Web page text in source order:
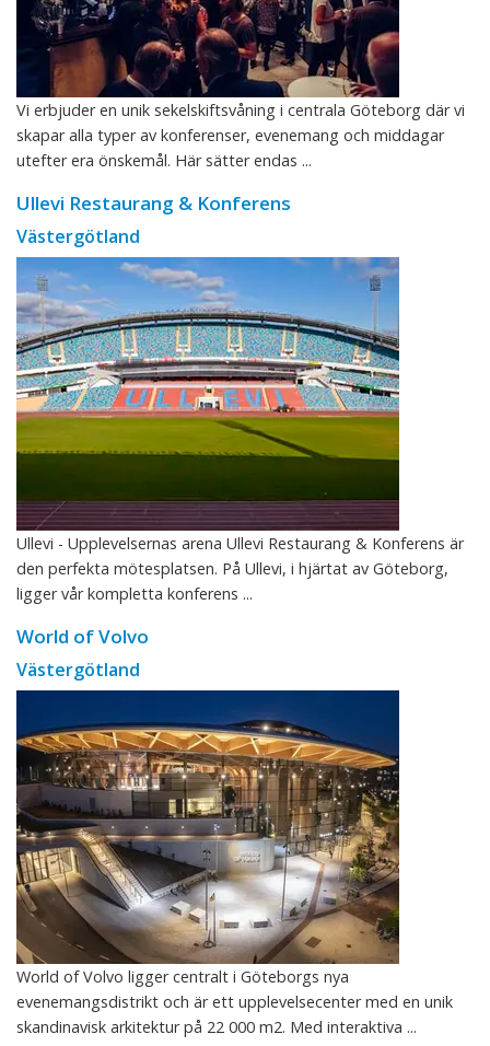
Vi erbjuder en unik sekelskiftsvåning i centrala Göteborg där vi
skapar alla typer av konferenser, evenemang och middagar
utefter era önskemål. Här sätter endas ...
Ullevi Restaurang & Konferens
Västergötland
Ullevi - Upplevelsernas arena Ullevi Restaurang & Konferens är
den perfekta mötesplatsen. På Ullevi, i hjärtat av Göteborg,
ligger vår kompletta konferens ...
World of Volvo
Västergötland
World of Volvo ligger centralt i Göteborgs nya
evenemangsdistrikt och är ett upplevelsecenter med en unik
skandinavisk arkitektur på 22 000 m2. Med interaktiva ...